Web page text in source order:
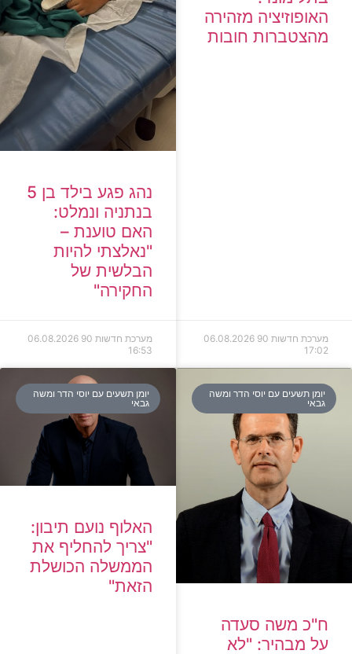
האופוזיציה מזהירה
מהצטברות חובות
מערכת חדשות 90
06.08.2026
17:02
נהג פגע בילד בן 5
בנתניה ונמלט:
האם טוענת –
"נאלצתי להיות
הבלשית של
החקירה"
מערכת חדשות 90
06.08.2026
16:53
יומן תשעים עם יוסי הדר ומשה
גבאי
ח"כ משה סעדה
על מבהיר: "לא
יומן תשעים עם יוסי הדר ומשה
גבאי
האלוף נועם תיבון:
"צריך להחליף את
הממשלה הכושלת
הזאת"